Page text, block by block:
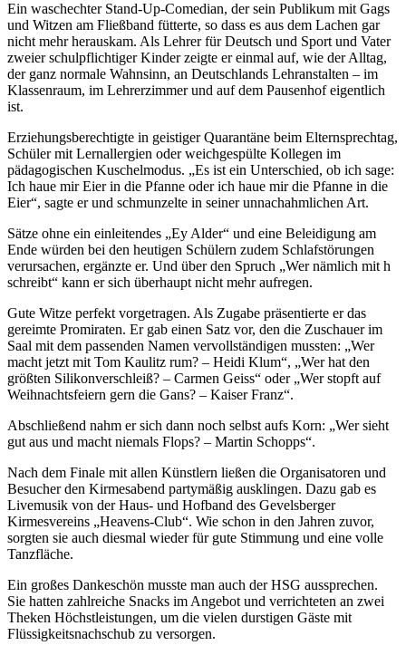
Ein waschechter Stand-Up-Comedian, der sein Publikum mit Gags
und Witzen am Fließband fütterte, so dass es aus dem Lachen gar
nicht mehr herauskam. Als Lehrer für Deutsch und Sport und Vater
zweier schulpflichtiger Kinder zeigte er einmal auf, wie der Alltag,
der ganz normale Wahnsinn, an Deutschlands Lehranstalten – im
Klassenraum, im Lehrerzimmer und auf dem Pausenhof eigentlich
ist.
Erziehungsberechtigte in geistiger Quarantäne beim Elternsprechtag,
Schüler mit Lernallergien oder weichgespülte Kollegen im
pädagogischen Kuschelmodus. „Es ist ein Unterschied, ob ich sage:
Ich haue mir Eier in die Pfanne oder ich haue mir die Pfanne in die
Eier“, sagte er und schmunzelte in seiner unnachahmlichen Art.
Sätze ohne ein einleitendes „Ey Alder“ und eine Beleidigung am
Ende würden bei den heutigen Schülern zudem Schlafstörungen
verursachen, ergänzte er. Und über den Spruch „Wer nämlich mit h
schreibt“ kann er sich überhaupt nicht mehr aufregen.
Gute Witze perfekt vorgetragen. Als Zugabe präsentierte er das
gereimte Promiraten. Er gab einen Satz vor, den die Zuschauer im
Saal mit dem passenden Namen vervollständigen mussten: „Wer
macht jetzt mit Tom Kaulitz rum? – Heidi Klum“, „Wer hat den
größten Silikonverschleiß? – Carmen Geiss“ oder „Wer stopft auf
Weihnachtsfeiern gern die Gans? – Kaiser Franz“.
Abschließend nahm er sich dann noch selbst aufs Korn: „Wer sieht
gut aus und macht niemals Flops? – Martin Schopps“.
Nach dem Finale mit allen Künstlern ließen die Organisatoren und
Besucher den Kirmesabend partymäßig ausklingen. Dazu gab es
Livemusik von der Haus- und Hofband des Gevelsberger
Kirmesvereins „Heavens-Club“. Wie schon in den Jahren zuvor,
sorgten sie auch diesmal wieder für gute Stimmung und eine volle
Tanzfläche.
Ein großes Dankeschön musste man auch der HSG aussprechen.
Sie hatten zahlreiche Snacks im Angebot und verrichteten an zwei
Theken Höchstleistungen, um die vielen durstigen Gäste mit
Flüssigkeitsnachschub zu versorgen.